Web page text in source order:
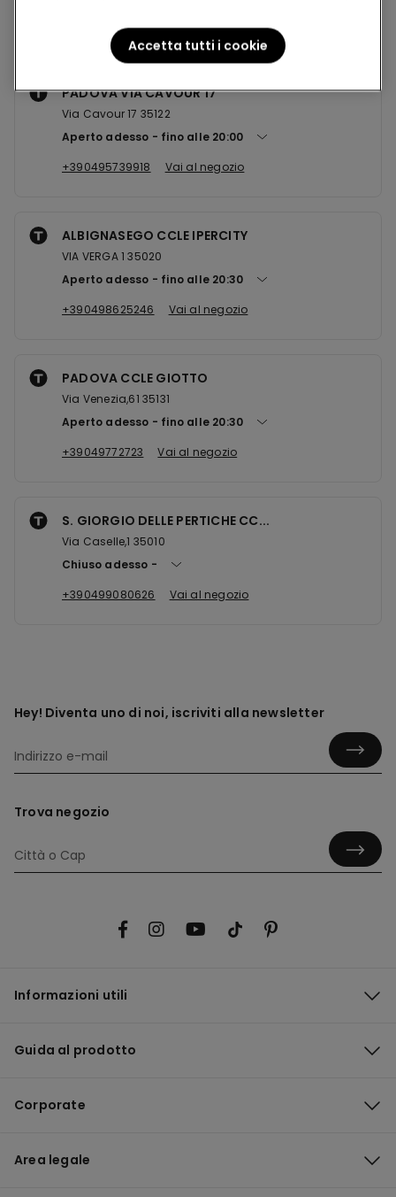
Negozi nelle vicinanze
PADOVA VIA CAVOUR 17
Via Cavour 17 35122
Aperto adesso
fino alle 20:00
+390495739918
Vai al negozio
ALBIGNASEGO CCLE IPERCITY
VIA VERGA 1 35020
Aperto adesso
fino alle 20:30
+390498625246
Vai al negozio
PADOVA CCLE GIOTTO
Via Venezia,61 35131
Aperto adesso
fino alle 20:30
+39049772723
Vai al negozio
S. GIORGIO DELLE PERTICHE CC...
Via Caselle,1 35010
Chiuso adesso
+390499080626
Vai al negozio
Hey! Diventa uno di noi, iscriviti alla newsletter
Trova negozio
Informazioni utili
Guida al prodotto
Corporate
Area legale
Accetta tutti i cookie